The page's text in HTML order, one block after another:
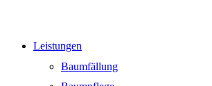
Leistungen
Baumfällung